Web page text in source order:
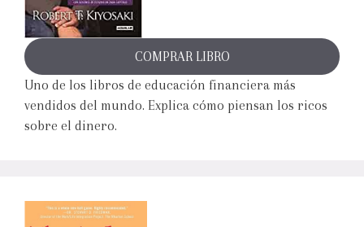
COMPRAR LIBRO
Uno de los libros de educación financiera más
vendidos del mundo. Explica cómo piensan los ricos
sobre el dinero.